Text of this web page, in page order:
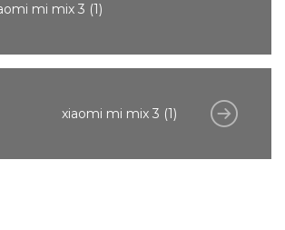
mi mix 3 (1)
xiaomi mi mix 3 (1)